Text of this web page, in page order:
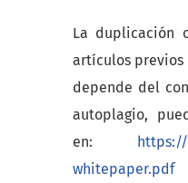
La duplicación
artículos
depende del
autoplagio,
en:
whitepaper.pdf